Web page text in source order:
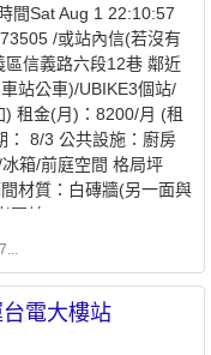
間Sat Aug 1 22:10:57
/或站內信(若沒有
區信義路六段12巷 鄰近
站公車)/UBIKE3個站/
租金(月)：8200/月 (租
： 8/3 公共設施：廚房
箱/前庭空間 格局坪
材質：白磚牆(另一面與
片：
(中華電信100M) 所有
圾服務，無需等垃圾
天天吃外食，即節省又
電大樓站